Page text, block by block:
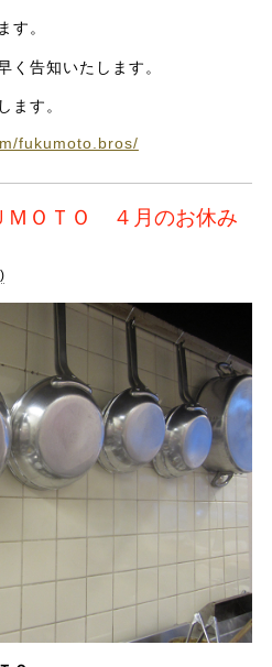
す。
く告知いたします。
ます。
fukumoto.bros/
ＭＯＴＯ ４月のお休み